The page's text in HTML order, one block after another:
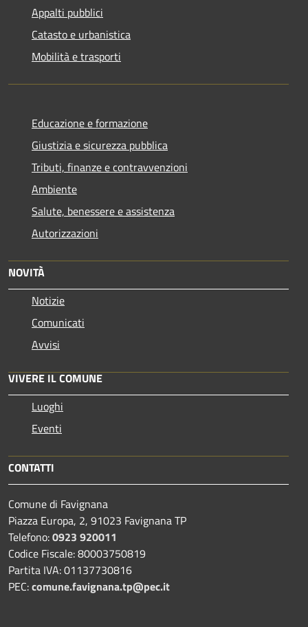
Appalti pubblici
Catasto e urbanistica
Mobilità e trasporti
Educazione e formazione
Giustizia e sicurezza pubblica
Tributi, finanze e contravvenzioni
Ambiente
Salute, benessere e assistenza
Autorizzazioni
NOVITÀ
Notizie
Comunicati
Avvisi
VIVERE IL COMUNE
Luoghi
Eventi
CONTATTI
Comune di Favignana
Piazza Europa, 2, 91023 Favignana TP
Telefono:0923 920011
Codice Fiscale: 80003750819
Partita IVA: 01137730816
PEC:comune.favignana.tp@pec.it